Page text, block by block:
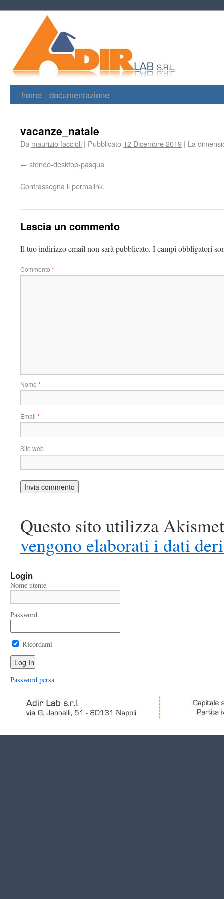
home documentazione
vacanze_natale
Da maurizio faccioli | Pubblicato 12 Dicembre 2019 | La
sfondo-desktop-pasqua
Contrassegna il permalink.
Lascia un commento
Il tuo indirizzo email non sarà pubblicato. I campi obbligatori
Commento *
Nome *
Email *
Sito web
Questo sito utilizza
vengono elaborati i dati
Login
Nome utente
Password
Ricordami
Password persa